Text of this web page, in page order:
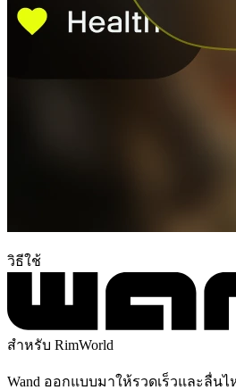
วิธีใช้
สำหรับ RimWorld
Wand ออกแบบมาให้รวดเร็วและลื่นไ